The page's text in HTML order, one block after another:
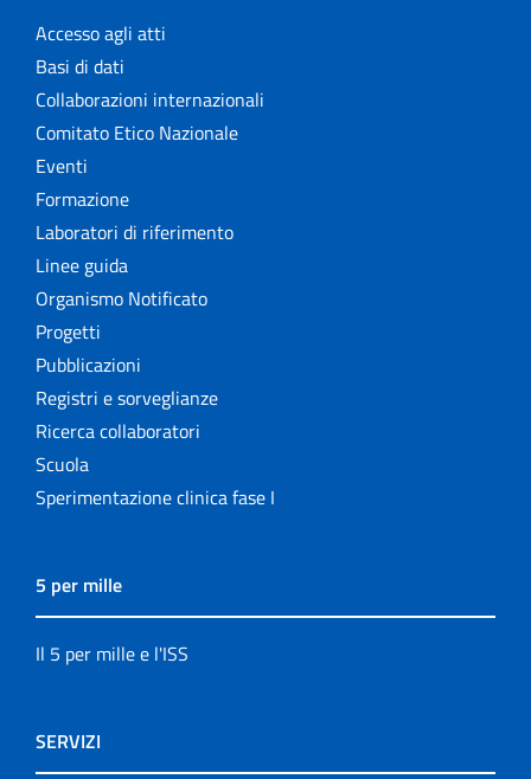
Accesso agli atti
Basi di dati
Collaborazioni internazionali
Comitato Etico Nazionale
Eventi
Formazione
Laboratori di riferimento
Linee guida
Organismo Notificato
Progetti
Pubblicazioni
Registri e sorveglianze
Ricerca collaboratori
Scuola
Sperimentazione clinica fase I
5 per mille
Il 5 per mille e l'ISS
SERVIZI